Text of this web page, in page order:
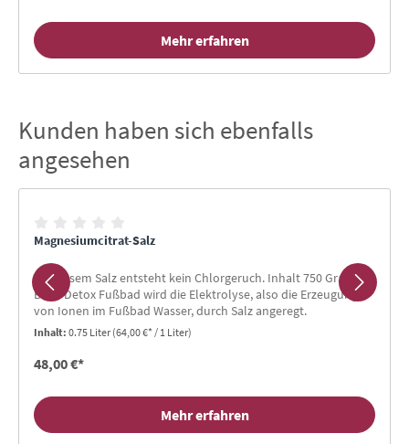
Mehr erfahren
Produktgalerie überspringen
Kunden haben sich ebenfalls
angesehen
Magnesiumcitrat-Salz
Mit diesem Salz entsteht kein Chlorgeruch. Inhalt 750 Gramm.
Beim Detox Fußbad wird die Elektrolyse, also die Erzeugung
von Ionen im Fußbad Wasser, durch Salz angeregt.
Inhalt: 0.75 Liter (64,00 €* / 1 Liter)
48,00 €*
Mehr erfahren